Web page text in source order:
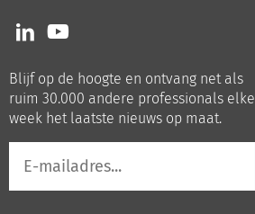
Volg
ons
LinkedIn
Volg
ons
Youtube
Blijf op de hoogte en ontvang net als
ruim 30.000 andere professionals elke
week het laatste nieuws op maat.
mailadres